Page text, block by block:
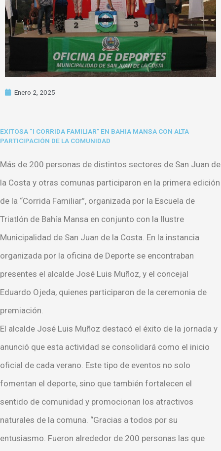
Enero 2, 2025
EXITOSA “I CORRIDA FAMILIAR” EN BAHIA MANSA CON ALTA
PARTICIPACIÓN DE LA COMUNIDAD
Más de 200 personas de distintos sectores de San Juan de
la Costa y otras comunas participaron en la primera edición
de la “Corrida Familiar”, organizada por la Escuela de
Triatlón de Bahía Mansa en conjunto con la Ilustre
Municipalidad de San Juan de la Costa. En la instancia
organizada por la oficina de Deporte se encontraban
presentes el alcalde José Luis Muñoz, y el concejal
Eduardo Ojeda, quienes participaron de la ceremonia de
premiación.
El alcalde José Luis Muñoz destacó el éxito de la jornada y
anunció que esta actividad se consolidará como el inicio
oficial de cada verano. Este tipo de eventos no solo
fomentan el deporte, sino que también fortalecen el
sentido de comunidad y promocionan los atractivos
naturales de la comuna. “Gracias a todos por su
entusiasmo. Fueron alrededor de 200 personas las que